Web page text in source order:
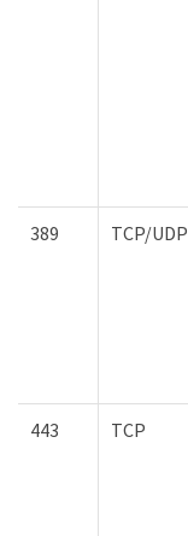
389 TCP/UDP
443 TCP